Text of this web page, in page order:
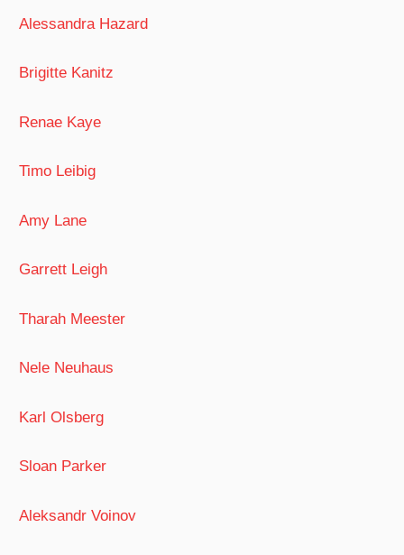
Alessandra Hazard
Brigitte Kanitz
Renae Kaye
Timo Leibig
Amy Lane
Garrett Leigh
Tharah Meester
Nele Neuhaus
Karl Olsberg
Sloan Parker
Aleksandr Voinov